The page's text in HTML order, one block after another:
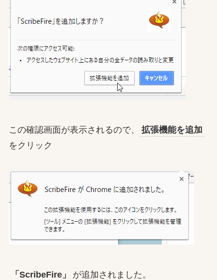
この確認画面が表示されるので、
拡張機能を追加
をクリック
「ScribeFire」 が追加されました。